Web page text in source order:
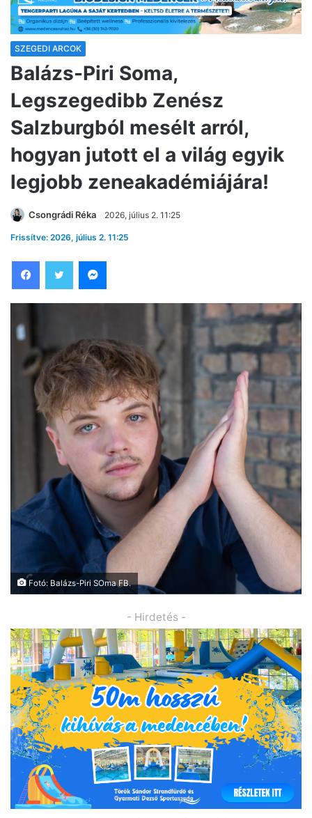
SZEGEDI ARCOK
Balázs-Piri Soma,
Legszegedibb Zenész
Salzburgból mesélt arról,
hogyan jutott el a világ egyik
legjobb zeneakadémiájára!
Csongrádi Réka 2026, július 2. 11:25
Frissítve: 2026, július 2. 11:25
Fotó: Balázs-Piri SOma FB.
- Hirdetés -